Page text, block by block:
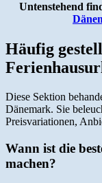
Untenstehend
Häufig
Diese Sektion
Dänemark. Sie
Preisvariationen,
Wann ist die
machen?